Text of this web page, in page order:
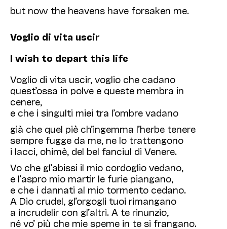
but now the heavens have forsaken me.
Voglio di vita uscir
I wish to depart this life
Voglio di vita uscir, voglio che cadano
quest’ossa in polve e queste membra in
cenere,
e che i singulti miei tra l’ombre vadano
già che quel piè ch’ingemma l’herbe tenere
sempre fugge da me, ne lo trattengono
i lacci, ohimè, del bel fanciul di Venere.
Vo che gl’abissi il mio cordoglio vedano,
e l’aspro mio martir le furie piangano,
e che i dannati al mio tormento cedano.
A Dio crudel, gl’orgogli tuoi rimangano
a incrudelir con gl’altri. A te rinunzio,
né vo’ più che mie speme in te si frangano.